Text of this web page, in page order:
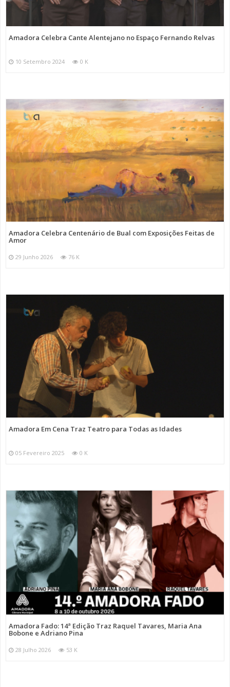
Amadora Celebra Cante Alentejano no Espaço Fernando Relvas
10 Setembro 2024 0 K
Amadora Celebra Centenário de Bual com Exposições Feitas de
Amor
29 Junho 2026 76 K
Amadora Em Cena Traz Teatro para Todas as Idades
05 Fevereiro 2025 0 K
Amadora Fado: 14ª Edição Traz Raquel Tavares, Maria Ana
Bobone e Adriano Pina
28 Julho 2026 53 K